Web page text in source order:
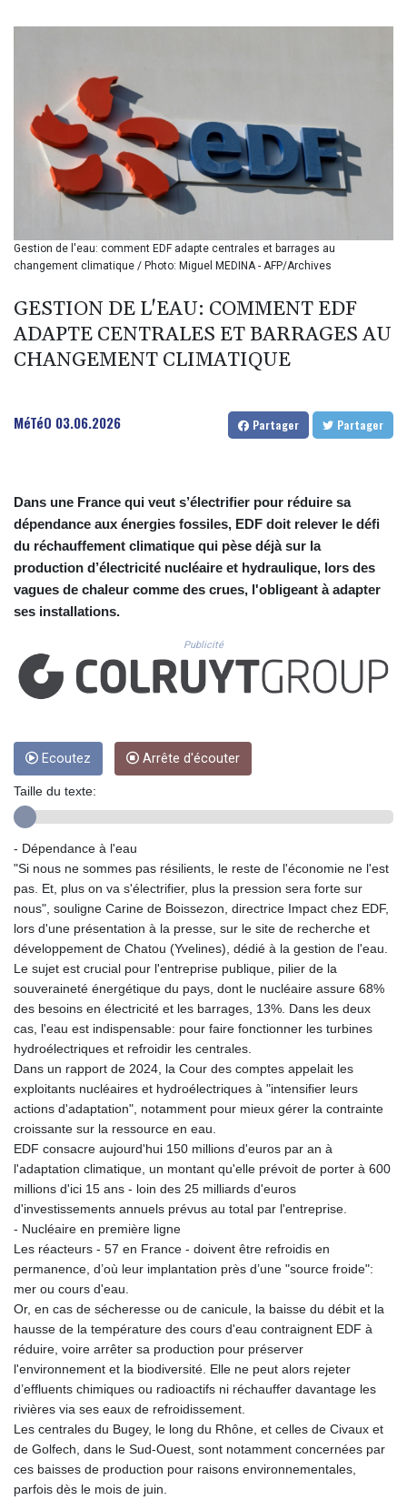
BMD 1.156149
BTN 110.002458
BWP 15.603659
BYN 3.442252
BYR 22660.520413
CDF 2615.791646
CHF 0.933942
CLP 1056.362238
CNY 7.801236
CNH 7.796982
COP 3648.921861
CUC 1.156149
CUP 30.637949
DKK 7.476127
DOP 67.346134
DZD 153.688915
EGP 57.556612
ERN 17.342235
FKP 0.859298
GBP 0.856793
GEL 3.023376
GIP 0.859298
GMD 84.981404
GTQ 8.820244
HNL 30.984681
HRK 7.533703
HTG 151.152612
HUF 363.337748
IDR 20582.920659
ILS 3.468274
IMP 0.859298
INR 110.065674
IQD 1514.334158
IRR
1590340.758301
ISK 142.611425
JEP 0.859298
JMD 183.585438
JOD 0.819755
JPY 182.105612
KES 147.605987
KGS 101.105674
KMF 492.519879
KRW 1629.419037
KYD 0.963357
KZT 541.790653
LAK 26108.739178
LBP
103533.143415
LKR 387.749774
LRD 209.899292
LSL 18.780552
LTL 3.413808
Gestion de l'eau: comment EDF adapte centrales et barrages au
changement climatique / Photo: Miguel MEDINA - AFP/Archives
GESTION DE L'EAU: COMMENT EDF
ADAPTE CENTRALES ET BARRAGES AU
CHANGEMENT CLIMATIQUE
MéTéO 03.06.2026 Partager Partager
Dans une France qui veut s’électrifier pour réduire sa
dépendance aux énergies fossiles, EDF doit relever le défi
du réchauffement climatique qui pèse déjà sur la
production d’électricité nucléaire et hydraulique, lors des
vagues de chaleur comme des crues, l'obligeant à adapter
ses installations.
Publicité
Ecoutez Arrête d'écouter
Taille du texte:
- Dépendance à l'eau
"Si nous ne sommes pas résilients, le reste de l'économie ne l'est
pas. Et, plus on va s'électrifier, plus la pression sera forte sur
nous", souligne Carine de Boissezon, directrice Impact chez EDF,
lors d'une présentation à la presse, sur le site de recherche et
développement de Chatou (Yvelines), dédié à la gestion de l'eau.
Le sujet est crucial pour l'entreprise publique, pilier de la
souveraineté énergétique du pays, dont le nucléaire assure 68%
des besoins en électricité et les barrages, 13%. Dans les deux
cas, l'eau est indispensable: pour faire fonctionner les turbines
hydroélectriques et refroidir les centrales.
Dans un rapport de 2024, la Cour des comptes appelait les
exploitants nucléaires et hydroélectriques à "intensifier leurs
actions d'adaptation", notamment pour mieux gérer la contrainte
croissante sur la ressource en eau.
EDF consacre aujourd'hui 150 millions d'euros par an à
l'adaptation climatique, un montant qu'elle prévoit de porter à 600
millions d'ici 15 ans - loin des 25 milliards d'euros
d'investissements annuels prévus au total par l'entreprise.
- Nucléaire en première ligne
Les réacteurs - 57 en France - doivent être refroidis en
permanence, d’où leur implantation près d’une "source froide":
mer ou cours d'eau.
Or, en cas de sécheresse ou de canicule, la baisse du débit et la
hausse de la température des cours d'eau contraignent EDF à
réduire, voire arrêter sa production pour préserver
l'environnement et la biodiversité. Elle ne peut alors rejeter
d’effluents chimiques ou radioactifs ni réchauffer davantage les
rivières via ses eaux de refroidissement.
Les centrales du Bugey, le long du Rhône, et celles de Civaux et
de Golfech, dans le Sud-Ouest, sont notamment concernées par
ces baisses de production pour raisons environnementales,
parfois dès le mois de juin.